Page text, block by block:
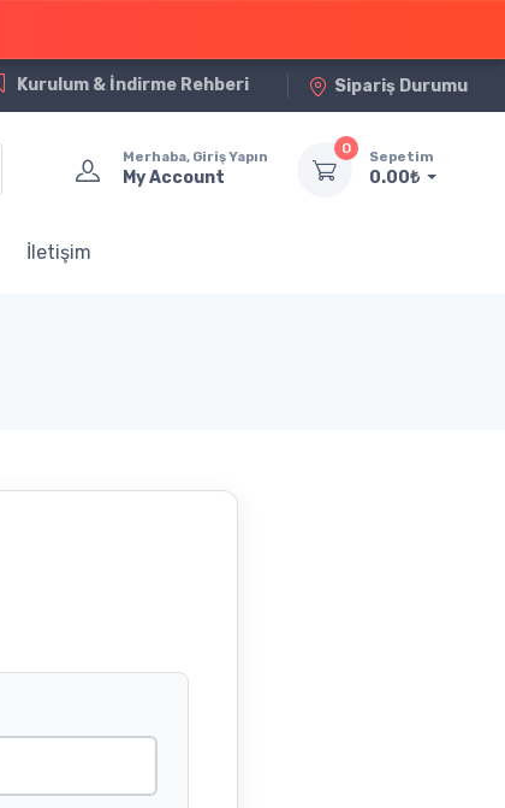
Kurulum & İndirme Rehberi Sipariş Durumu
Merhaba, Giriş Yapın
My Account
0
Sepetim
0.00₺
İletişim